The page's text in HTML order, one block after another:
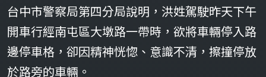
台中市警察局第四分局說明，洪姓駕駛昨天下午
開車行經南屯區大墩路一帶時，欲將車輛停入路
邊停車格，卻因精神恍惚、意識不清，擦撞停放
於路旁的車輛。